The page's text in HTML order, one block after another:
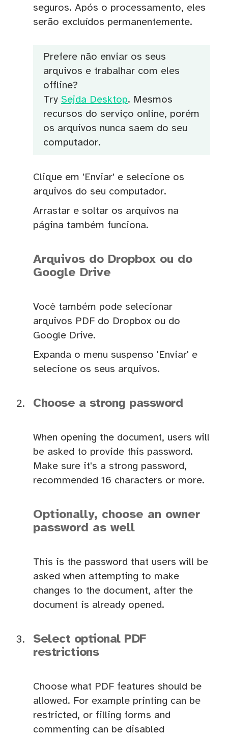
seguros. Após o processamento, eles
serão excluídos permanentemente.
Prefere não enviar os seus
arquivos e trabalhar com eles
offline?
Try Sejda Desktop. Mesmos
recursos do serviço online, porém
os arquivos nunca saem do seu
computador.
Clique em 'Enviar' e selecione os
arquivos do seu computador.
Arrastar e soltar os arquivos na
página também funciona.
Arquivos do Dropbox ou do
Google Drive
Você também pode selecionar
arquivos PDF do Dropbox ou do
Google Drive.
Expanda o menu suspenso 'Enviar' e
selecione os seus arquivos.
Choose a strong password
When opening the document, users will
be asked to provide this password.
Make sure it's a strong password,
recommended 16 characters or more.
Optionally, choose an owner
password as well
This is the password that users will be
asked when attempting to make
changes to the document, after the
document is already opened.
Select optional PDF
restrictions
Choose what PDF features should be
allowed. For example printing can be
restricted, or filling forms and
commenting can be disabled